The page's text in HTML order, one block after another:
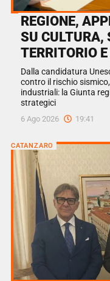
REGIONE,
SU CULTURA,
TERRITORIO
Dalla candidatura
contro il rischio
industriali: la Giunta
strategici
6 Ago 2026 19:41
CATANZARO